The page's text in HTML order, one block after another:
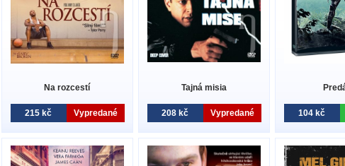
Na rozcestí
215 kč Vypredané
Tajná misia
208 kč Vypredané 104 kč